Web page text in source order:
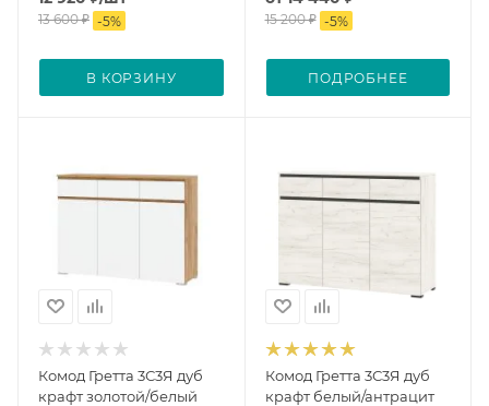
13 600₽ -5%
В КОРЗИНУ
15 200 ₽ -5%
ПОДРОБНЕЕ
Комод Гретта 3С3Я дуб
крафт золотой/белый
Комод Гретта 3С3Я дуб
крафт белый/антрацит